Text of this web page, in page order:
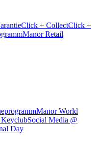
Click + CollectClick +
Manor Retail
Manor World
Social Media @
Day